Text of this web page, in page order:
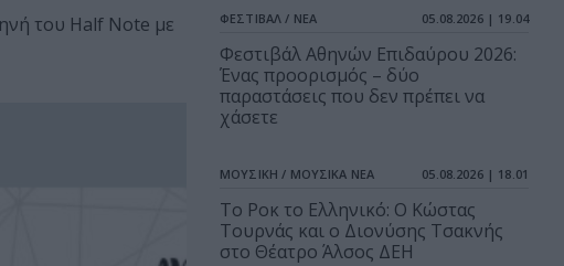
του Half Note με
ΦΕΣΤΙΒΑΛ / ΝΕΑ 05.08.2026 | 19.04
Φεστιβάλ Αθηνών Επιδαύρου 2026:
Ένας προορισμός – δύο
παραστάσεις που δεν πρέπει να
χάσετε
ΜΟΥΣΙΚΗ / ΜΟΥΣΙΚΑ ΝΕΑ 05.08.2026 | 18.01
Το Ροκ το Ελληνικό: Ο Κώστας
Τουρνάς και ο Διονύσης Τσακνής
στο Θέατρο Άλσος ΔΕΗ